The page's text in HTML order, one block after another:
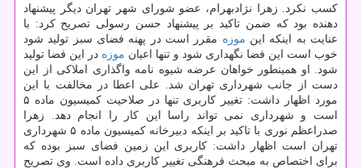
كسب نكرد. زهرا نژادبهرام، عضو شورای شهر تهران دیگر پیشنهاد
دهنده بود كه ضمن تاكید بر پیشنهاد حسن رسولی تصریح كرد: با
عنایت به اینكه این موزه مقرر است در پهنه فضای سبز تولید شود
خوب است این فضا نگهداری شود و تنها اعیان موزه در این فضا تولید
شود. او همینطور خواهان عرضه شیوه نامه واگذاری املاكی از این
دست از جانب شهرداری تهران شد. علی اعطا در مخالفت با این
مورد اظهار داشت: تغییر كاربری تنها در صلاحیت كمیسیون ماده ۵
است و شهرداری نمی تواند راسا این كار را انجام دهد. زهرا
صدراعظم نوری با تاكید بر اینكه دبیرخانه كمیسیون ماده ۵ شهرداری
تهران است اظهار داشت: كاربری این زمین فضای سبز بوده كه
برای اختصاص به مبحث فرهنگی تغییر كاربری داده است. وی تصریح